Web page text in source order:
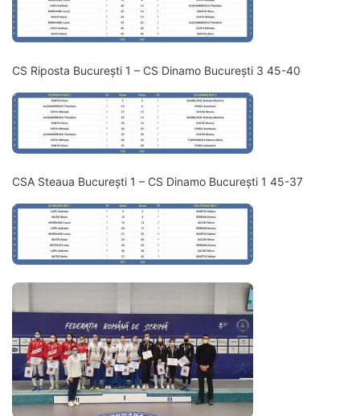
CS Riposta București 1 – CS Dinamo București 3 45-40
CSA Steaua București 1 – CS Dinamo București 1 45-37